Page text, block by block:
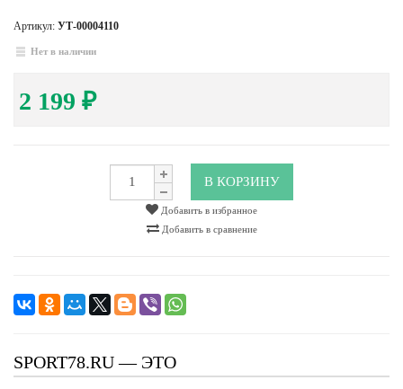
Артикул: УТ-00004110
Нет в наличии
2 199 ₽
В КОРЗИНУ
Добавить в избранное
Добавить в сравнение
SPORT78.RU — ЭТО